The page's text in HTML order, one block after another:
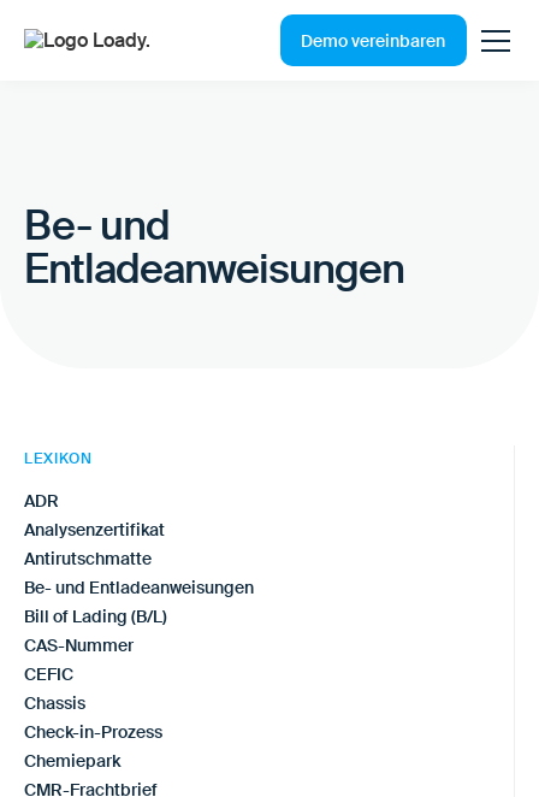
Demo vereinbaren
Be- und
Entladeanweisungen
LEXIKON
ADR
Analysenzertifikat
Antirutschmatte
Be- und Entladeanweisungen
Bill of Lading (B/L)
CAS-Nummer
CEFIC
Chassis
Check-in-Prozess
Chemiepark
CMR-Frachtbrief